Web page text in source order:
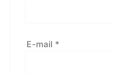
E-mail *